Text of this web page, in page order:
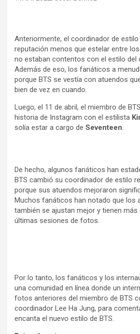
Anteriormente, el coordinador de estilo
reputación menos que estelar entre
no estaban contentos con el estilo del
Además de eso, los fanáticos a
porque BTS se vestía con atuendos
bien de vez en cuando.
Luego, el 11 de abril, el miembro de
historia de Instagram con el estilista
solía estar a cargo de Seventeen.
De hecho, algunos fanáticos han
BTS cambió su coordinador de estilo
porque sus atuendos mejoraron
Muchos fanáticos han notado que los
también se ajustan mejor y tienen más
últimas sesiones de fotos.
Por lo tanto, los fanáticos y los
una comunidad en línea donde un
fotos anteriores del miembro de BTS
coordinador Lee Ha Jung, para
encanta el nuevo estilo de BTS.